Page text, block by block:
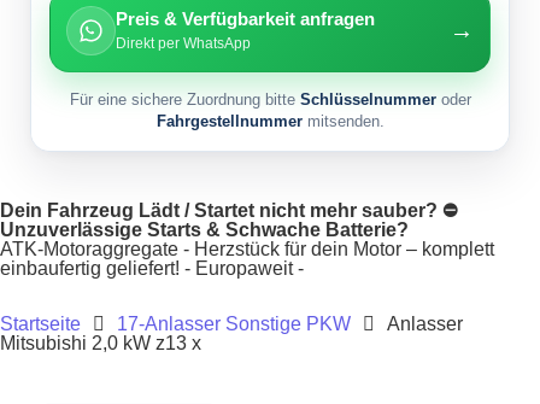
Preis & Verfügbarkeit anfragen
Direkt per WhatsApp →
Für eine sichere Zuordnung bitte Schlüsselnummeroder
Fahrgestellnummermitsenden.
Dein Fahrzeug Lädt / Startet nicht mehr sauber? ⛔
Unzuverlässige Starts & Schwache Batterie?
ATK-Motoraggregate - Herzstück für dein Motor – komplett
einbaufertig geliefert! - Europaweit -
Startseite 17-Anlasser Sonstige PKW
Anlasser
Mitsubishi 2,0 kW z13 x